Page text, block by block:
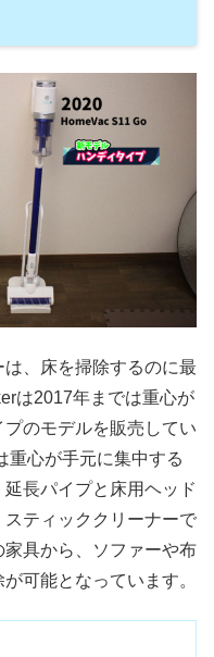
、床を掃除するのに最
は2017年までは重心が
のモデルを販売してい
重心が手元に集中する
長パイプと床用ヘッド
ティッククリーナーで
具から、ソファーや布
可能となっています。